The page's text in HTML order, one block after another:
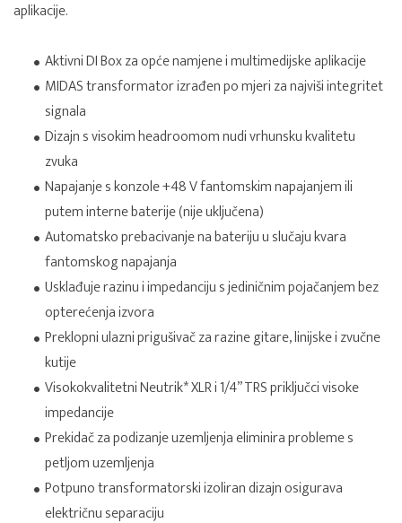
aplikacije.
Aktivni DI Box za opće namjene i multimedijske aplikacije
MIDAS transformator izrađen po mjeri za najviši integritet
signala
Dizajn s visokim headroomom nudi vrhunsku kvalitetu
zvuka
Napajanje s konzole +48 V fantomskim napajanjem ili
putem interne baterije (nije uključena)
Automatsko prebacivanje na bateriju u slučaju kvara
fantomskog napajanja
Usklađuje razinu i impedanciju s jediničnim pojačanjem bez
opterećenja izvora
Preklopni ulazni prigušivač za razine gitare, linijske i zvučne
kutije
Visokokvalitetni Neutrik* XLR i 1/4” TRS priključci visoke
impedancije
Prekidač za podizanje uzemljenja eliminira probleme s
petljom uzemljenja
Potpuno transformatorski izoliran dizajn osigurava
električnu separaciju